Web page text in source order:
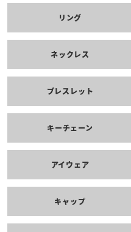
リング
ネックレス
ブレスレット
キーチェーン
アイウェア
キャップ